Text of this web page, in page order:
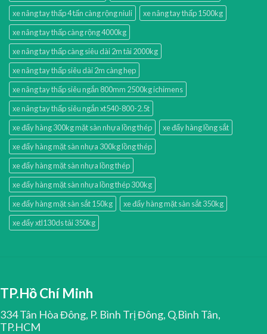
xe nâng tay thấp 4 tấn càng rộng niuli
xe nâng tay thấp 1500kg
xe nâng tay thấp càng rộng 4000kg
xe nâng tay thấp càng siêu dài 2m tải 2000kg
xe nâng tay thấp siêu dài 2m càng hẹp
xe nâng tay thấp siêu ngắn 800mm 2500kg ichimens
xe nâng tay thấp siêu ngắn xt540-800-2.5t
xe đẩy hàng 300kg mặt sàn nhựa lồng thép
xe đẩy hàng lồng sắt
xe đẩy hàng mặt sàn nhựa 300kg lồng thép
xe đẩy hàng mặt sàn nhựa lồng thép
xe đẩy hàng mặt sàn nhựa lồng thép 300kg
xe đẩy hàng mặt sàn sắt 150kg
xe đẩy hàng mặt sàn sắt 350kg
xe đẩy xtl130ds tải 350kg
TP.Hồ Chí Minh
334 Tân Hòa Đông, P. Bình Trị Đông, Q.Bình Tân,
TP.HCM